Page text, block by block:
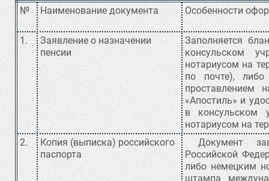
№
Наименование документа Особенности
1.
Заявление о назначении
пенсии
Заполняется
консульском
нотариусом на
по почте),
проставлением
«Апостиль» и
в консульском
нотариусом на
2.
Копия (выписка) российского
паспорта
Документ
Российской
либо немецким
штампа